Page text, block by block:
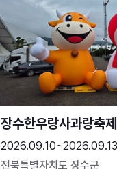
장수한우랑사과랑축제
2026.09.10~2026.09.13
전북특별자치도 장수군